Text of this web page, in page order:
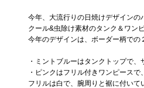
今年、大流行りの日焼けデザインの
クール&虫除け素材のタンク＆ワン
今年のデザインは、ボーダー柄での
・ミントブルーはタンクトップで
・ピンクはフリル付きワンピース
フリルは白で、腕周りと裾に付い